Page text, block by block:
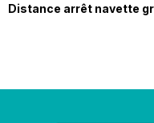
Distance arrêt navette